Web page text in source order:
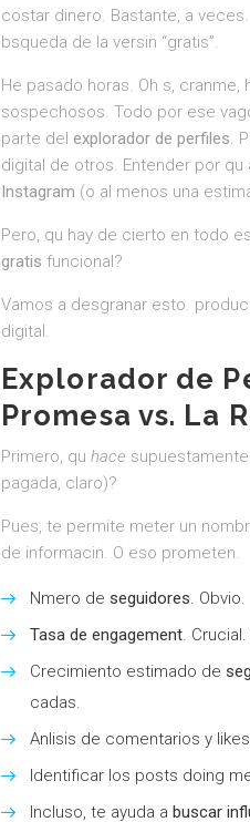
costar dinero. Bastante, a
bsqueda de la versin “gratis”.
He pasado horas. Oh s,
sospechosos. Todo por ese
parte del explorador de perfiles.
digital de otros. Entender por qu
Instagram (o al menos una
Pero, qu hay de cierto en todo
gratis funcional?
Vamos a desgranar esto.
digital.
Explorador de
Promesa vs. La
Primero, qu hace
pagada, claro)?
Pues, te permite meter un
de informacin. O eso prometen.
Nmero de seguidores. Obvio.
Tasa de engagement.
Crecimiento estimado de
cadas.
Anlisis de comentarios y
Identificar los posts doing
Incluso, te ayuda a buscar